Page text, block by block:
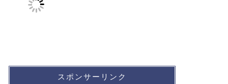
スポンサーリンク